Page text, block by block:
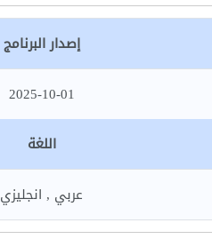
إصدار البرنامج
2025-10-01
اللغة
عربي , انجليزي